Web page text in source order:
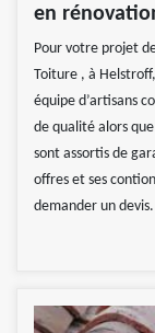
en
Pour votre projet
Toiture , à
équipe d’artisans
de qualité alors
sont assortis de
offres et ses
demander un